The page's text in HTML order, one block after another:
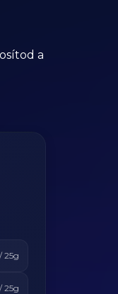
a
/25g
/25g